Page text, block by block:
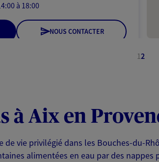
à 18:00
NOUS CONTACTER
En Provence
12
à Aix en
de vie privilégié dans les Bouches-du-
alimentées en eau par des